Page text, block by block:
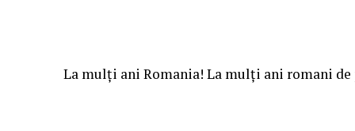
La mulți ani Romania! La mulți ani romani